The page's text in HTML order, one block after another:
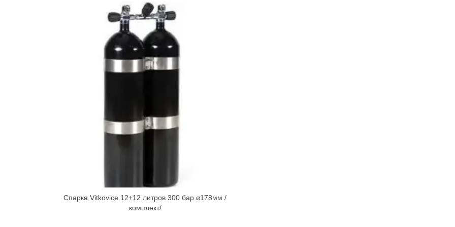
Спарка Vitkovice 12+12 литров 300 бар ⌀178мм /
комплект/